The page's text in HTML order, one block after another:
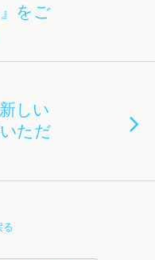
をご
しい
ただ
る